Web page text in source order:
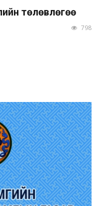
төлөвлөгөө
798